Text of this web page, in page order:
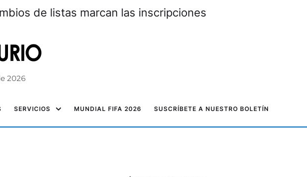
de listas marcan las inscripciones
2026
SERVICIOS MUNDIAL FIFA 2026 SUSCRÍBETE A NUESTRO BOLETÍN